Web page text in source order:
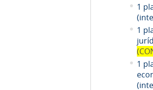
1
1
1